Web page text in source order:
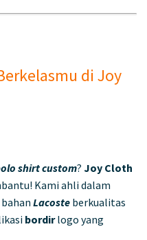
di Joy
shirt custom? Joy Cloth
Kami ahli dalam
Lacoste berkualitas
bordirlogo yang